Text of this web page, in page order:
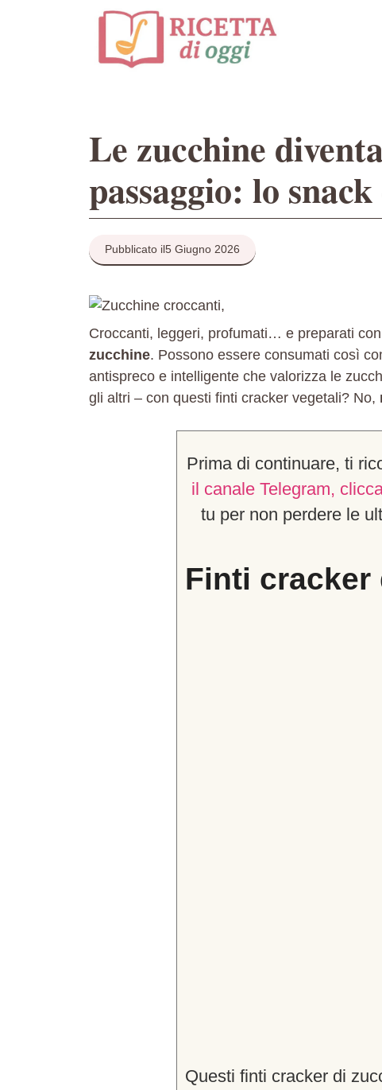
Le zucchine
passaggio: lo
Pubblicato il5 Giugno 2026
Croccanti, leggeri, profumati… e preparati
zucchine. Possono essere consumati così
antispreco e intelligente che valorizza le
gli altri – con questi finti cracker vegetali? No,
Prima di continuare, ti
il canale Telegram,
tu per non perdere le
Finti
Questi finti cracker di